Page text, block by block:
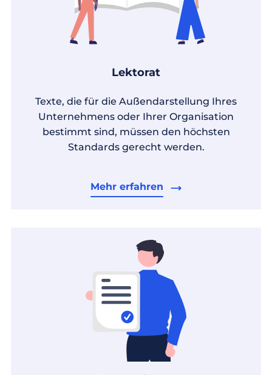
Lektorat
Texte, die für die Außendarstellung Ihres
Unternehmens oder Ihrer Organisation
bestimmt sind, müssen den höchsten
Standards gerecht werden.
Mehr erfahren